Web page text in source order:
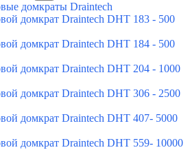
домкраты Draintech
домкрат Draintech DHT 183 - 500
домкрат Draintech DHT 184 - 500
домкрат Draintech DHT 204 - 1000
домкрат Draintech DHT 306 - 2500
домкрат Draintech DHT 407- 5000
домкрат Draintech DHT 559- 10000